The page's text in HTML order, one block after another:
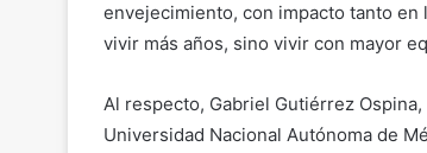
envejecimiento, con impacto tanto en
vivir más años, sino vivir con mayor
Al respecto, Gabriel Gutiérrez
Universidad Nacional Autónoma de